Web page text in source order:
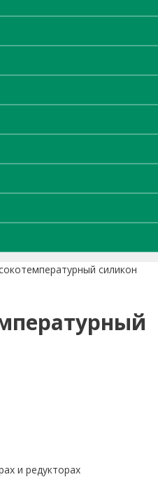
силикон
и редукторах